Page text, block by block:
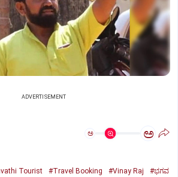
ADVERTISEMENT
ಅ ಅ
Tourist #Travel Booking #Vinay Raj
#ಭಗವ